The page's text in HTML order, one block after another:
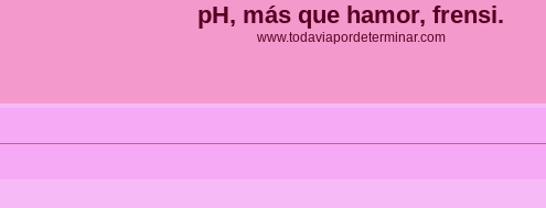
pH, más que hamor, frensi.
www.todaviapordeterminar.com